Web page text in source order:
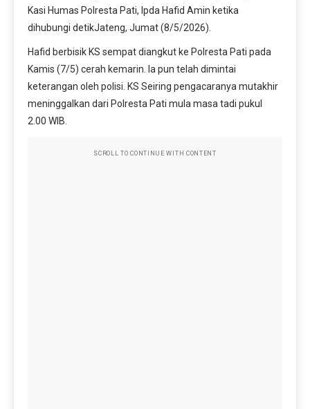
Kasi Humas Polresta Pati, Ipda Hafid Amin ketika
dihubungi detikJateng, Jumat (8/5/2026).
Hafid berbisik KS sempat diangkut ke Polresta Pati pada
Kamis (7/5) cerah kemarin. Ia pun telah dimintai
keterangan oleh polisi. KS Seiring pengacaranya mutakhir
meninggalkan dari Polresta Pati mula masa tadi pukul
2.00 WIB.
SCROLL TO CONTINUE WITH CONTENT